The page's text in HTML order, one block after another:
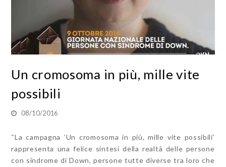
Un cromosoma in più, mille vite
possibili
08/10/2016
“La campagna ‘Un cromosoma in più, mille vite possibili’
rappresenta una felice sintesi della realtà delle persone
con sindrome di Down, persone tutte diverse tra loro che